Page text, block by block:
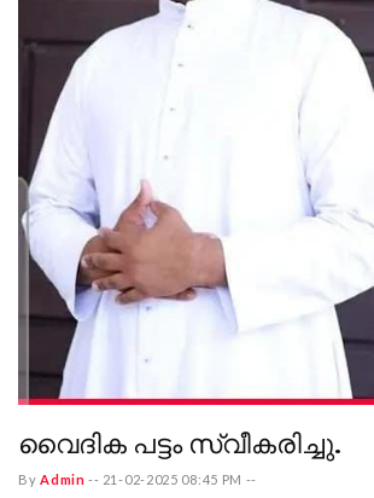
വൈദിക പട്ടം സ്വീകരിച്ചു.
ByAdmin -- 21-02-2025 08:45 PM --